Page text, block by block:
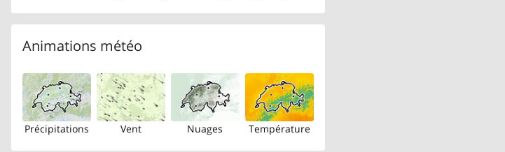
Animations météo
Précipitations Vent Nuages Température